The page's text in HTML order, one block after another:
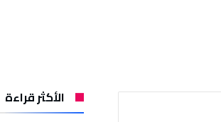
الأكثر قراءة